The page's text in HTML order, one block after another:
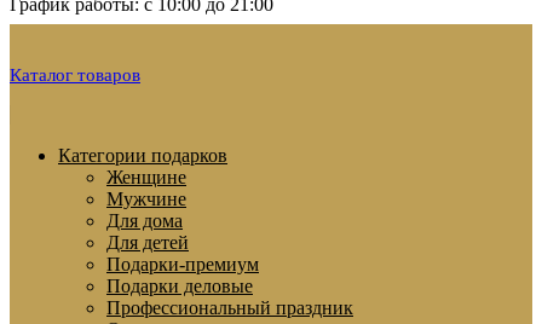
График работы: с 10:00 до 21:00
Каталог товаров
Категории подарков
Женщине
Мужчине
Для дома
Для детей
Подарки-премиум
Подарки деловые
Профессиональный праздник